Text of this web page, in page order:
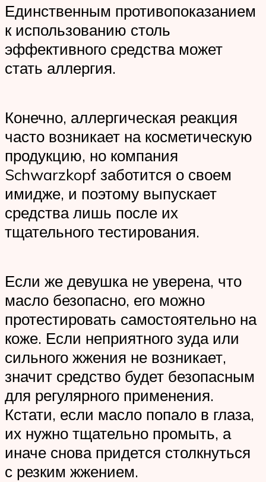
Единственным противопоказанием
к использованию столь
эффективного средства может
стать аллергия.
Конечно, аллергическая реакция
часто возникает на косметическую
продукцию, но компания
Schwarzkopf заботится о своем
имидже, и поэтому выпускает
средства лишь после их
тщательного тестирования.
Если же девушка не уверена, что
масло безопасно, его можно
протестировать самостоятельно на
коже. Если неприятного зуда или
сильного жжения не возникает,
значит средство будет безопасным
для регулярного применения.
Кстати, если масло попало в глаза,
их нужно тщательно промыть, а
иначе снова придется столкнуться
с резким жжением.